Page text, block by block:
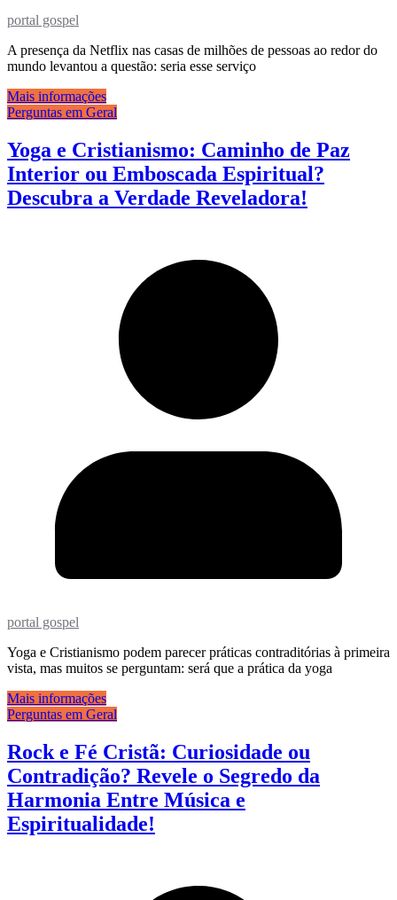
portal gospel
A presença da Netflix nas casas de milhões de pessoas ao redor do
mundo levantou a questão: seria esse serviço
Mais informações
Perguntas em Geral
Yoga e Cristianismo: Caminho de Paz
Interior ou Emboscada Espiritual?
Descubra a Verdade Reveladora!
portal gospel
Yoga e Cristianismo podem parecer práticas contraditórias à primeira
vista, mas muitos se perguntam: será que a prática da yoga
Mais informações
Perguntas em Geral
Rock e Fé Cristã: Curiosidade ou
Contradição? Revele o Segredo da
Harmonia Entre Música e
Espiritualidade!